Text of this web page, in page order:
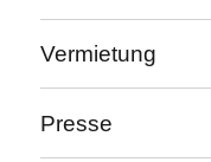
Vermietung
Presse